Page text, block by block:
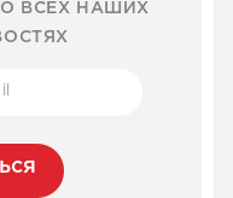
ВСЕХ НАШИХ